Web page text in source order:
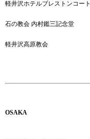
軽井沢ホテルブレストンコート
石の教会 内村鑑三記念堂
軽井沢高原教会
OSAKA